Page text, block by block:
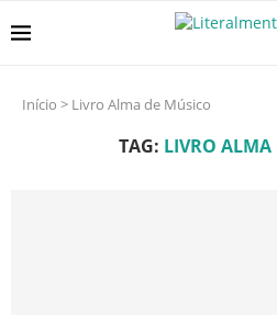
Início > Livro Alma de Músico
TAG: LIVRO ALMA